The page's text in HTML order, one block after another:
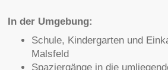
In der Umgebung:
Schule, Kindergarten und
Malsfeld
Spaziergänge in die